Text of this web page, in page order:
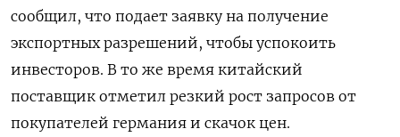
сообщил, что подает заявку на получение
экспортных разрешений, чтобы успокоить
инвесторов. В то же время китайский
поставщик отметил резкий рост запросов от
покупателей германия и скачок цен.